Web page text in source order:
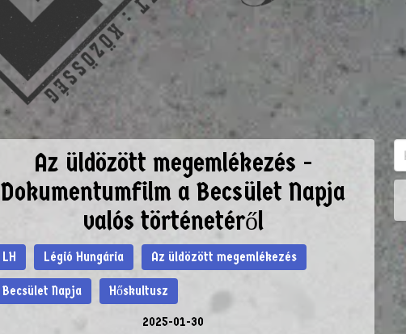
Az üldözött megemlékezés -
Dokumentumfilm a Becsület Napja
valós történetéről
LH Légió Hungária Az üldözött megemlékezés
Becsület Napja
Hőskultusz
2025-01-30